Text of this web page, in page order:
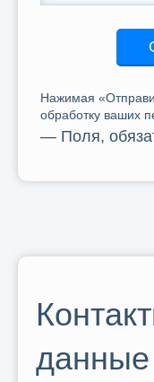
Нажимая
обработку ваших
— Поля,
данные